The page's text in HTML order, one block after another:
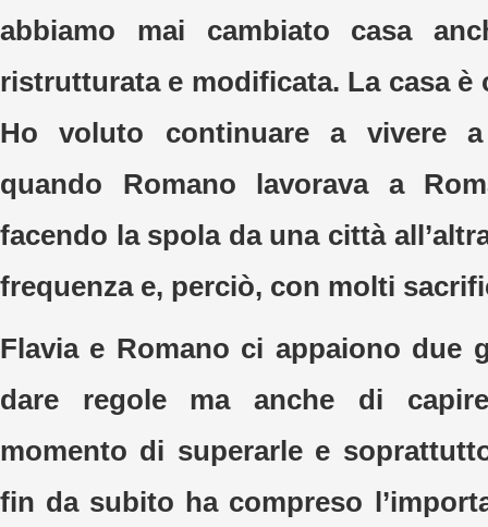
abbiamo mai cambiato casa
ristrutturata e modificata. La casa è
Ho voluto continuare a vivere
quando Romano lavorava a
facendo la spola da una città
frequenza e, perciò, con molti
Flavia e Romano ci appaiono due
dare regole ma anche di
momento di superarle e
fin da subito ha compreso